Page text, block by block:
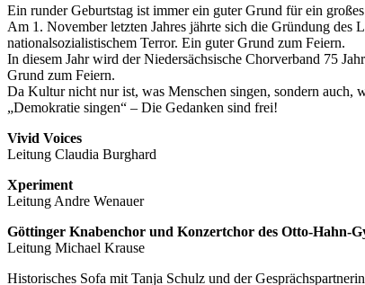
Ein runder Geburtstag ist immer ein guter Grund für ein
Am 1. November letzten Jahres jährte sich die Gründung des
nationalsozialistischem Terror. Ein guter Grund zum Feiern.
In diesem Jahr wird der Niedersächsische Chorverband 75
Grund zum Feiern.
Da Kultur nicht nur ist, was Menschen singen, sondern auch,
„Demokratie singen“ – Die Gedanken sind frei!
Vivid Voices
Leitung Claudia Burghard
Xperiment
Leitung Andre Wenauer
Göttinger Knabenchor und Konzertchor des Otto-Hahn-
Leitung Michael Krause
Historisches Sofa mit Tanja Schulz und der